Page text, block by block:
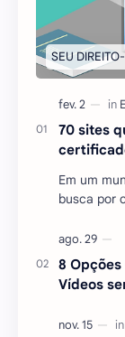
70 sites
Em um
busca por
…
8
Vídeos